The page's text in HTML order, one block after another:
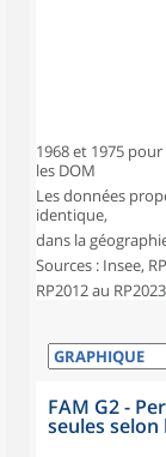
1968 et 1975
les DOM
Les données
identique,
dans la
Sources : Insee,
RP2012 au
FAM G2 -
seules